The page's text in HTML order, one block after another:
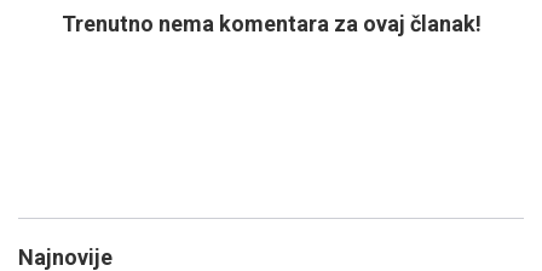
Trenutno nema komentara za ovaj članak!
Najnovije